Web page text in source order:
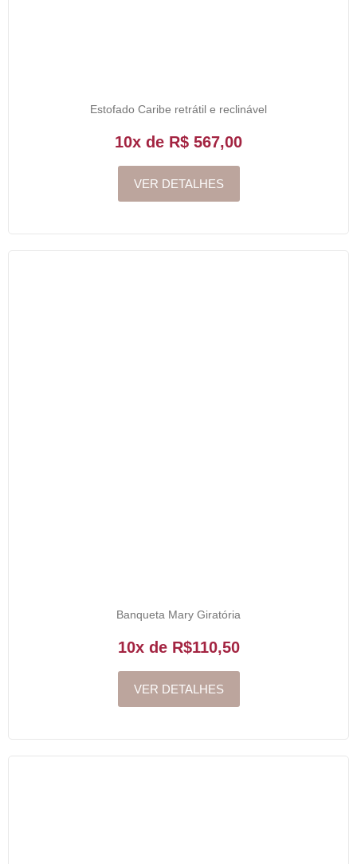
Estofado Caribe retrátil e reclinável
10x de R$ 567,00
VER DETALHES
Banqueta Mary Giratória
10x de R$110,50
VER DETALHES